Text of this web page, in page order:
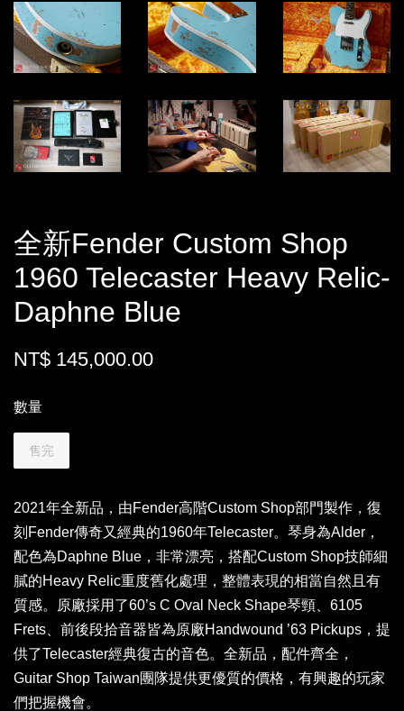
全新Fender Custom Shop
1960 Telecaster Heavy Relic-
Daphne Blue
NT$ 145,000.00
數量
售完
2021年全新品，由Fender高階Custom Shop部門製作，復
刻Fender傳奇又經典的1960年Telecaster。琴身為Alder，
配色為Daphne Blue，非常漂亮，搭配Custom Shop技師細
膩的Heavy Relic重度舊化處理，整體表現的相當自然且有
質感。原廠採用了60’s C Oval Neck Shape琴頸、6105
Frets、前後段拾音器皆為原廠Handwound ’63 Pickups，提
供了Telecaster經典復古的音色。全新品，配件齊全，
Guitar Shop Taiwan團隊提供更優質的價格，有興趣的玩家
們把握機會。